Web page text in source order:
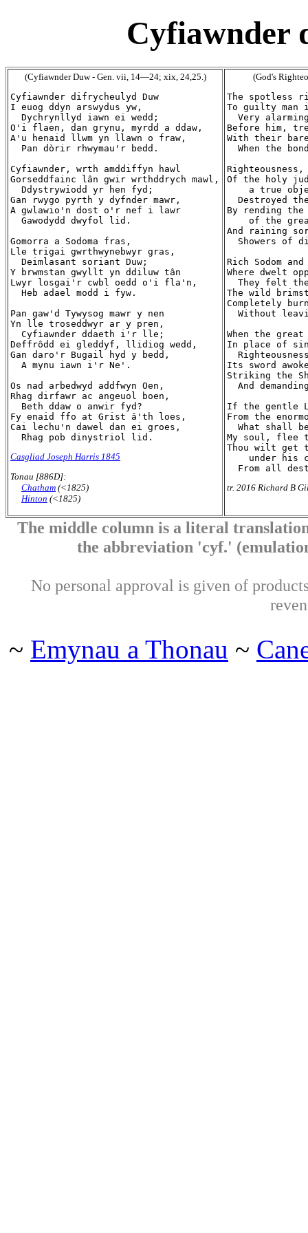
Cyfiawnder
(Cyfiawnder Duw - Gen. vii, 14—24; xix, 24,25.)
Cyfiawnder difrycheulyd Duw
I euog ddyn arswydus yw,
  Dychrynllyd iawn ei wedd;
O'i flaen, dan grynu, myrdd a ddaw,
A'u henaid llwm yn llawn o fraw,
  Pan dòrir rhwymau'r bedd.
Cyfiawnder, wrth amddiffyn hawl
Gorseddfainc lân gwir wrthddrych mawl,
  Ddystrywiodd yr hen fyd;
Gan rwygo pyrth y dyfnder mawr,
A gwlawio'n dost o'r nef i lawr
  Gawodydd dwyfol lid.
Gomorra a Sodoma fras,
Lle trigai gwrthwynebwyr gras,
  Deimlasant soriant Duw;
Y brwmstan gwyllt yn ddiluw tân
Lwyr losgai'r cwbl oedd o'i fla'n,
  Heb adael modd i fyw.
Pan gaw'd Tywysog mawr y nen
Yn lle troseddwyr ar y pren,
  Cyfiawnder ddaeth i'r lle;
Deffrôdd ei gleddyf, llidiog wedd,
Gan daro'r Bugail hyd y bedd,
  A mynu iawn i'r Ne'.
Os nad arbedwyd addfwyn Oen,
Rhag dirfawr ac angeuol boen,
  Beth ddaw o anwir fyd?
Fy enaid ffo at Grist â'th loes,
Cai lechu'n dawel dan ei groes,
Casgliad Joseph Harris 1845
Tonau [886D]:
Chatham (<1825)
Hinton (<1825)
(God's
The spotless
To guilty
Very
Before him,
With their
When the
Of the holy
a true
Destroyed
By rending
of the
And raining
Showers of
Rich Sodom and
Where dwelt
They felt
The wild
Completely
Without
When the
In place of
Its sword
Striking the
And
If the gentle
From the
What shall
My soul, flee
Thou wilt get
under his
tr. 2016 Richard B
The middle column is a literal
the abbreviation 'cyf.'
No personal approval is given of
~ Emynau a Thonau ~